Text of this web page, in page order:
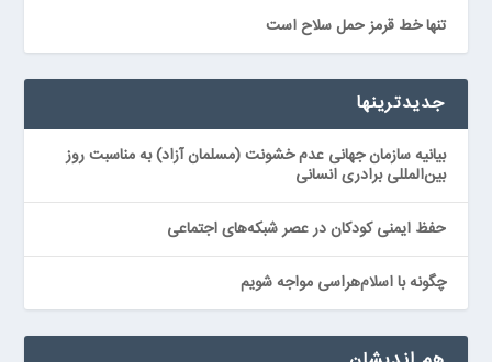
تنها خط قرمز حمل سلاح است
جدیدترینها
بیانیه سازمان جهانی عدم خشونت (مسلمان آزاد) به مناسبت روز
بین‌المللی برادری انسانی
حفظ ایمنی کودکان در عصر شبکه‌های اجتماعی
چگونه با اسلام‌هراسی مواجه شویم